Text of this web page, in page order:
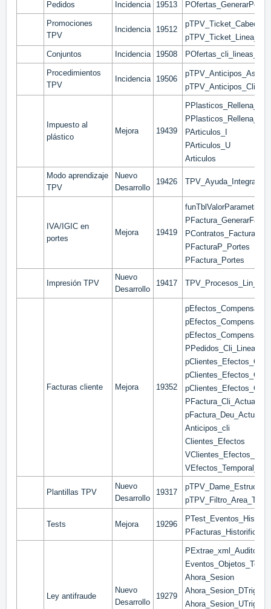
Pedidos Incidencia 19513 POfertas_GenerarPed
Promociones
TPV
Incidencia 19512
Conjuntos
Incidencia 19508
Procedimientos
TPV
Incidencia 19506
Impuesto al
plástico
Mejora 19439
PArticulos_I
PArticulos_U
Articulos
Modo aprendizaje
TPV
Nuevo
Desarrollo
19426 TPV_Ayuda_Integrada
IVA/IGIC en
portes
Mejora 19419
PFacturaP_Portes
PFactura_Portes
Impresión TPV
Nuevo
Desarrollo
19417
Facturas cliente Mejora 19352
PFactura_Cli_Actualizar
Anticipos_cli
Clientes_Efectos
Plantillas TPV
Nuevo
Desarrollo
19317
Tests Mejora 19296
PFacturas_Historificar
Ley antifraude
Nuevo
Desarrollo
19279
PExtrae_xml_Auditoria
Eventos_Objetos_Temp
Ahora_Sesion
Ahora_Sesion_DTrig
Ahora_Sesion_UTrig